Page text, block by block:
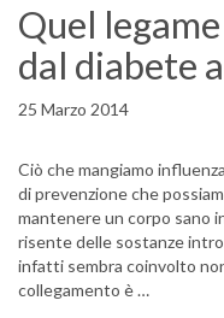
Quel
dal diabete
25 Marzo 2014
Ciò che mangiamo
di prevenzione che
mantenere un corpo sano
risente delle sostanze
infatti sembra coinvolto
collegamento è …